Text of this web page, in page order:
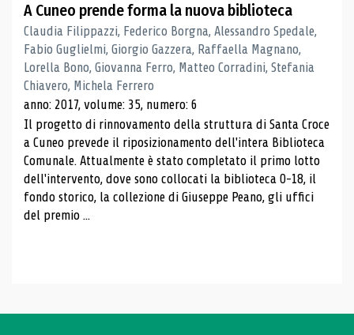
A Cuneo prende forma la nuova biblioteca
Claudia Filippazzi, Federico Borgna, Alessandro Spedale,
Fabio Guglielmi, Giorgio Gazzera, Raffaella Magnano,
Lorella Bono, Giovanna Ferro, Matteo Corradini, Stefania
Chiavero, Michela Ferrero
anno: 2017, volume: 35, numero: 6
Il progetto di rinnovamento della struttura di Santa Croce
a Cuneo prevede il riposizionamento dell'intera Biblioteca
Comunale. Attualmente è stato completato il primo lotto
dell'intervento, dove sono collocati la biblioteca 0-18, il
fondo storico, la collezione di Giuseppe Peano, gli uffici
del premio ...